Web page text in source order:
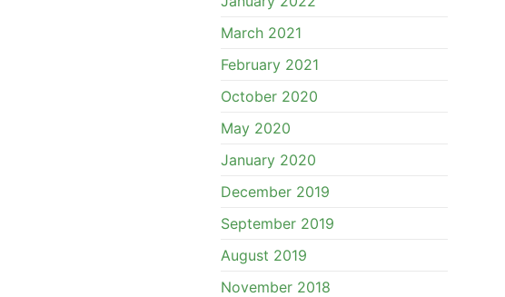
March 2021
February 2021
October 2020
May 2020
January 2020
December 2019
September 2019
August 2019
November 2018